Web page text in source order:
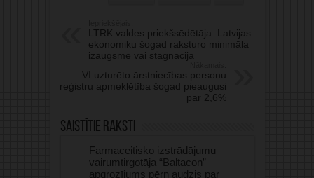
LTRK valdes priekšsēdētāja: Latvijas
ekonomiku šogad raksturo minimāla
izaugsme vai stagnācija
VI uzturēto ārstniecības personu
reģistru apmeklētība šogad pieaugusi
par 2,6%
Saistītie raksti
Farmaceitisko izstrādājumu
vairumtirgotāja “Baltacon”
apgrozījums pērn audzis par